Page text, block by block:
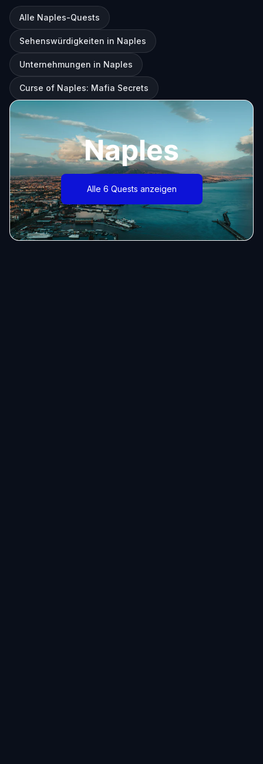
Alle Naples-Quests
Sehenswürdigkeiten in Naples
Unternehmungen in Naples
Curse of Naples: Mafia Secrets
Naples
Alle 6 Quests anzeigen